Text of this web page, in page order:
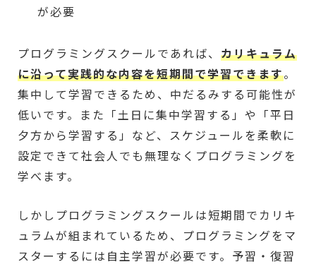
が必要
プログラミングスクールであれば、 カリキュラム
に沿って実践的な内容を短期間で学習できます。
集中して学習できるため、中だるみする可能性が
低いです。また「土日に集中学習する」や「平日
夕方から学習する」など、スケジュールを柔軟に
設定できて社会人でも無理なくプログラミングを
学べます。
しかしプログラミングスクールは短期間でカリキ
ュラムが組まれているため、プログラミングをマ
スターするには自主学習が必要です。予習・復習